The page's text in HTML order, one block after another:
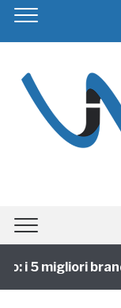
5 migliori brand